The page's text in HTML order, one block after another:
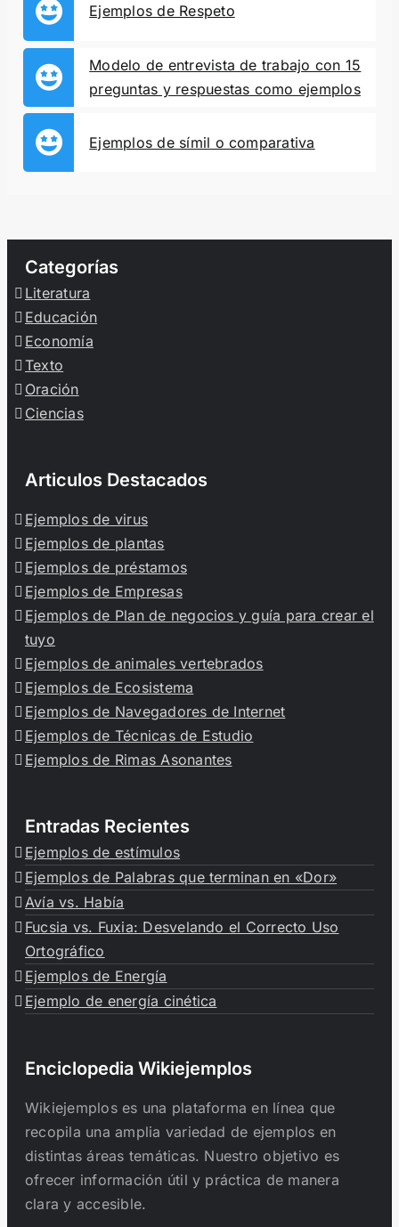
Ejemplos de Respeto
Modelo de entrevista de trabajo con 15
preguntas y respuestas como ejemplos
Ejemplos de símil o comparativa
Categorías
Literatura
Educación
Economía
Texto
Oración
Ciencias
Articulos Destacados
Ejemplos de virus
Ejemplos de plantas
Ejemplos de préstamos
Ejemplos de Empresas
Ejemplos de Plan de negocios y guía para crear el
tuyo
Ejemplos de animales vertebrados
Ejemplos de Ecosistema
Ejemplos de Navegadores de Internet
Ejemplos de Técnicas de Estudio
Ejemplos de Rimas Asonantes
Entradas Recientes
Ejemplos de estímulos
Ejemplos de Palabras que terminan en «Dor»
Avía vs. Había
Fucsia vs. Fuxia: Desvelando el Correcto Uso
Ortográfico
Ejemplos de Energía
Ejemplo de energía cinética
Enciclopedia Wikiejemplos
Wikiejemplos es una plataforma en línea que
recopila una amplia variedad de ejemplos en
distintas áreas temáticas. Nuestro objetivo es
ofrecer información útil y práctica de manera
clara y accesible.